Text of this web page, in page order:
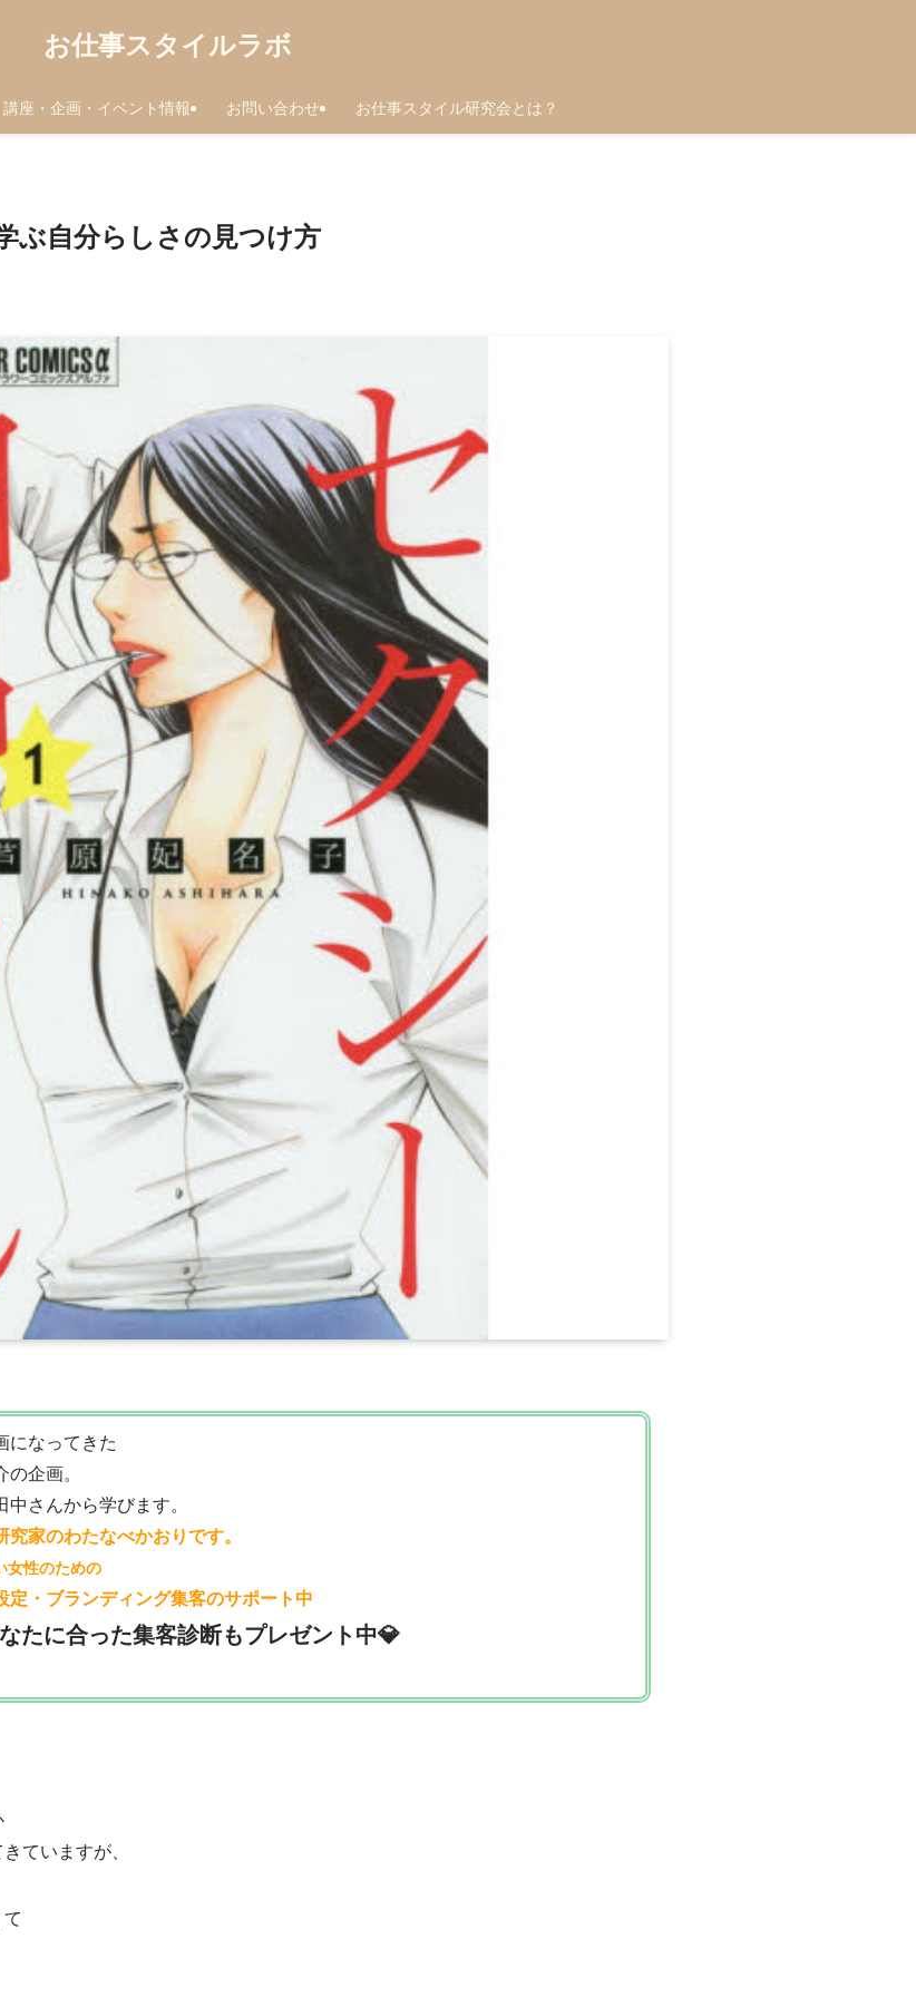
お仕事スタイルラボ
講座・企画・イベント情報 お問い合わせ お仕事スタイル研究会とは？
ぶ自分らしさの見つけ方
になってきた
企画。
さんから学びます。
究家のわたなべかおりです。
女性のための
定・ブランディング集客のサポート中
たに合った集客診断もプレゼント中💎
ていますが、